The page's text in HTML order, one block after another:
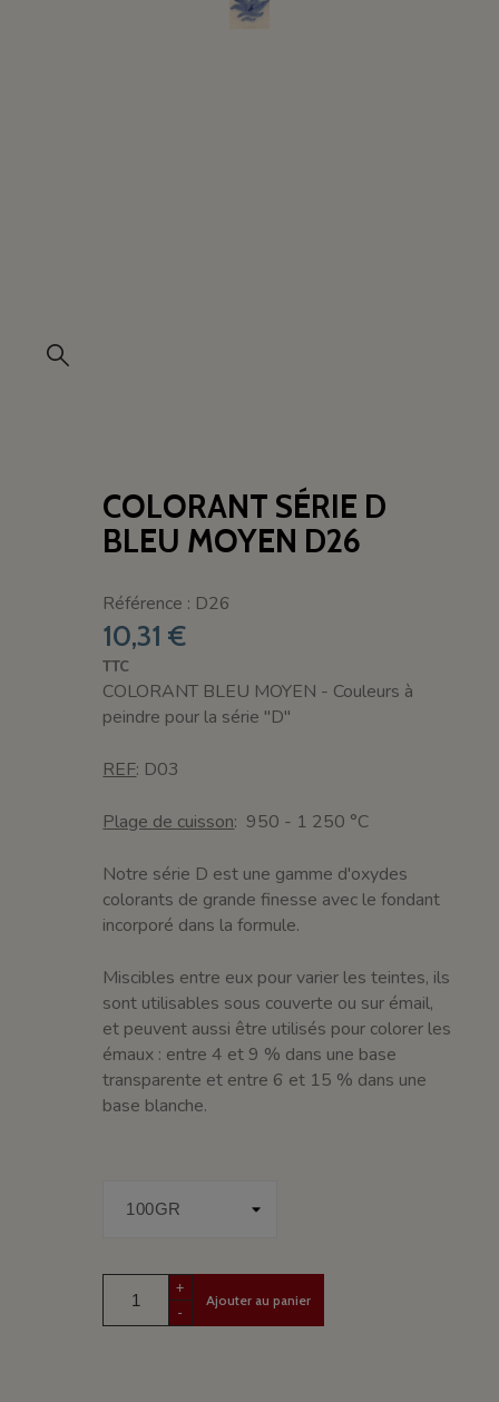
COLORANT SÉRIE D
BLEU MOYEN D26
Référence : D26
10,31 €
TTC
COLORANT BLEU MOYEN - Couleurs à
peindre pour la série "D"
REF: D03
Plage de cuisson: 950 - 1 250 °C
Notre série D est une gamme d'oxydes
colorants de grande finesse avec le fondant
incorporé dans la formule.
Miscibles entre eux pour varier les teintes, ils
sont utilisables sous couverte ou sur émail,
et peuvent aussi être utilisés pour colorer les
émaux : entre 4 et 9 % dans une base
transparente et entre 6 et 15 % dans une
base blanche.
+
-
Ajouter au panier